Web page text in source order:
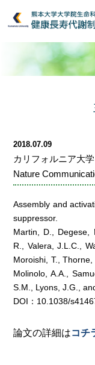
2018.07.09
カリフォルニア大
Nature
Assembly and
suppressor.
Martin, D., Degese,
R., Valera, J.L.C.,
Moroishi, T., Thorne,
Molinolo, A.A.,
S.M., Lyons, J.G.,
DOI：10.1038/
論文の詳細はコチ